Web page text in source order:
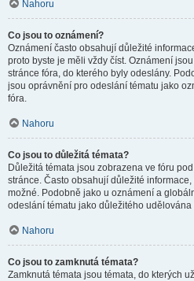
Nahoru
Co jsou to oznámení?
Oznámení často obsahují důležité
proto byste je měli vždy číst. Oznámení
stránce fóra, do kterého byly odeslány.
jsou oprávnění pro odeslání tématu jako
fóra.
Nahoru
Co jsou to důležitá témata?
Důležitá témata jsou zobrazena ve fóru
stránce. Často obsahují důležité
možné. Podobně jako u oznámení a
odeslání tématu jako důležitého
Nahoru
Co jsou to zamknutá témata?
Zamknutá témata jsou témata, do kterých